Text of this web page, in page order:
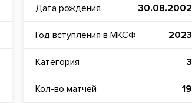
Дата рождения 30.08.2002
Год вступления в МКСФ 2023
Категория 3
Кол-во матчей 19